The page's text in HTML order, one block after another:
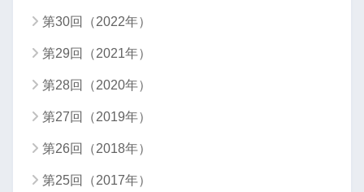
第30回（2022年）
第29回（2021年）
第28回（2020年）
第27回（2019年）
第26回（2018年）
第25回（2017年）